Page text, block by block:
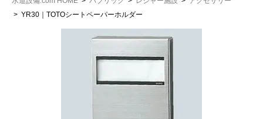
携帯電話から
写真を送る
iPhone・iPadから
写真を送る
YR30｜TOTOシートペーパーホルダー